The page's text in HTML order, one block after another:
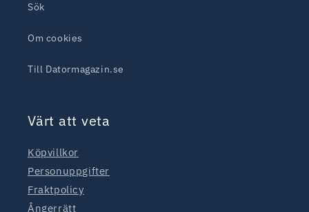
Sök
Om cookies
Till Datormagazin.se
Värt att veta
Köpvillkor
Personuppgifter
Fraktpolicy
Ångerrätt